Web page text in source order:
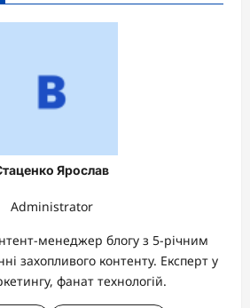
Ярослав
Administrator
менеджер блогу з 5-річним
захопливого контенту. Експерт у
фанат технологій.